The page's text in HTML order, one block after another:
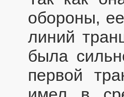
обороны,
линий
была
первой